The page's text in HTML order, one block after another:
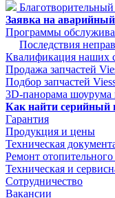
Заявка на аварийный
Программы
Последствия
Квалификация наших
Продажа запчастей
Подбор запчастей
3D-панорама шоурума
Как найти серийный
Гарантия
Продукция и цены
Техническая
Ремонт
Техническая и
Сотрудничество
Вакансии